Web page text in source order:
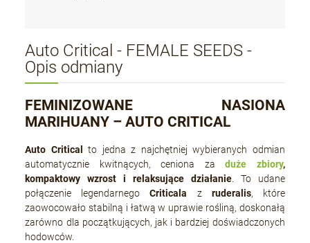
Auto Critical - FEMALE SEEDS -
Opis odmiany
FEMINIZOWANE NASIONA
MARIHUANY – AUTO CRITICAL
Auto Critical
to jedna z najchętniej wybieranych odmian
automatycznie kwitnących, ceniona zaduże zbiory,
kompaktowy wzrost i relaksujące działanie. To udane
połączenie legendarnegoCriticala z ruderalis, które
zaowocowało stabilną i łatwą w uprawie rośliną, doskonałą
zarówno dla początkujących, jak i bardziej doświadczonych
hodowców.